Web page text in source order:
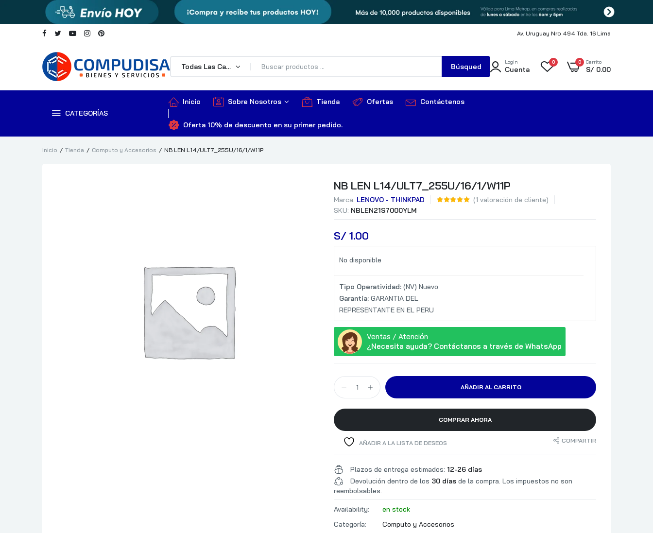
Av. Uruguay Nro 494 Tda. 16 Lima
Todas Las Categorías
Búsqued
a
Login
Cuenta
0 0 Carrito
S/ 0.00
CATEGORÍAS
Inicio Sobre Nosotros Tienda Ofertas Contáctenos
Oferta 10% de descuento en su primer pedido.
Inicio Tienda Computo y Accesorios NB LEN L14/ULT7_255U/16/1/W11P
NB LEN L14/ULT7_255U/16/1/W11P
Marca: LENOVO - THINKPAD (1 valoración de cliente)
SKU: NBLEN21S7000YLM
S/ 1.00
No disponible
Tipo Operatividad: (NV) Nuevo
Garantía: GARANTIA DEL
REPRESENTANTE EN EL PERU
Ventas / Atención
¿Necesita ayuda? Contáctanos a través de WhatsApp
AÑADIR AL CARRITO
COMPRAR AHORA
AÑADIR A LA LISTA DE DESEOS COMPARTIR
Plazos de entrega estimados: 12-26 días
Devolución dentro de los 30 días de la compra. Los impuestos no son
reembolsables.
Availability:
en stock
Categoría:
Computo y Accesorios